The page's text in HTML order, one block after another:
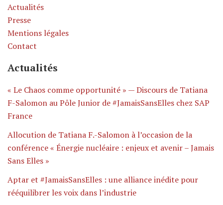
Actualités
Presse
Mentions légales
Contact
Actualités
« Le Chaos comme opportunité » — Discours de Tatiana
F-Salomon au Pôle Junior de #JamaisSansElles chez SAP
France
Allocution de Tatiana F.-Salomon à l’occasion de la
conférence « Énergie nucléaire : enjeux et avenir – Jamais
Sans Elles »
Aptar et #JamaisSansElles : une alliance inédite pour
rééquilibrer les voix dans l’industrie